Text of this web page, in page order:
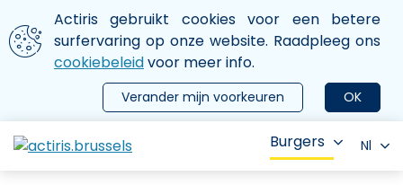
Aller au contenu principal
We gebruiken cookies
Actiris gebruikt cookies voor een betere
surfervaring op onze website. Raadpleeg ons
cookiebeleidvoor meer info.
OK
Verander mijn voorkeuren
le menu
Burgers Nl